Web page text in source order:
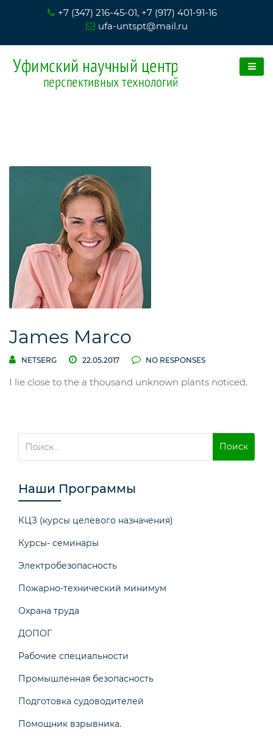
+7 (347) 216-45-01, +7 (917) 401-91-16
ufa-untspt@mail.ru
James Marco
NETSERG 22.05.2017 NO RESPONSES
I lie close to the a thousand unknown plants noticed.
Наши Программы
КЦЗ (курсы целевого назначения)
Курсы- семинары
Электробезопасность
Пожарно-технический минимум
Охрана труда
ДОПОГ
Рабочие специальности
Промышленная безопасность
Подготовка судоводителей
Помощник взрывника.